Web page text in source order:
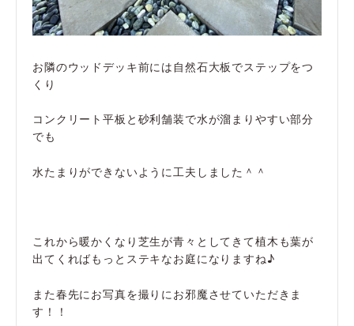
お隣のウッドデッキ前には自然石大板でステップをつ
くり
コンクリート平板と砂利舗装で水が溜まりやすい部分
でも
水たまりができないように工夫しました＾＾
これから暖かくなり芝生が青々としてきて植木も葉が
出てくればもっとステキなお庭になりますね♪
また春先にお写真を撮りにお邪魔させていただきま
す！！